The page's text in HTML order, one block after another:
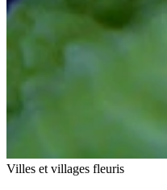
Villes et villages fleuris